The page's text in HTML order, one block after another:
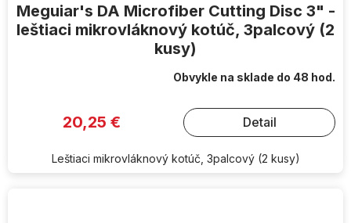
Meguiar's DA Microfiber Cutting Disc 3" -
leštiaci mikrovláknový kotúč, 3palcový (2
kusy)
Obvykle na sklade do 48 hod.
20,25 € Detail
Leštiaci mikrovláknový kotúč, 3palcový (2 kusy)